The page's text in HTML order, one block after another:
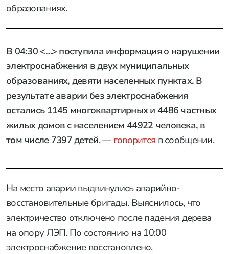
образованиях.
В 04:30 <…> поступила информация о нарушении
электроснабжения в двух муниципальных
образованиях, девяти населенных пунктах. В
результате аварии без электроснабжения
остались 1145 многоквартирных и 4486 частных
жилых домов с населением 44922 человека, в
том числе 7397 детей, — говорится в сообщении.
На место аварии выдвинулись аварийно-
восстановительные бригады. Выяснилось, что
электричество отключено после падения дерева
на опору ЛЭП. По состоянию на 10:00
электроснабжение восстановлено.